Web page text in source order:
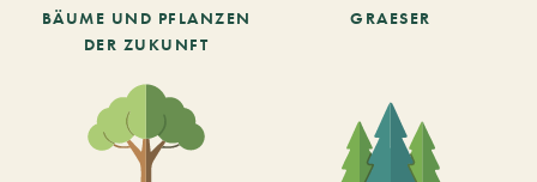
BÄUME UND PFLANZEN
DER ZUKUNFT
GRAESER